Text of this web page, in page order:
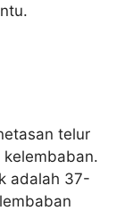
telur
adalah 37-